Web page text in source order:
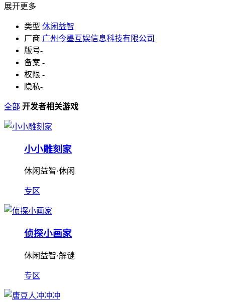
展开更多
类型 休闲益智
厂商 广州今墨互娱信息科技有限公司
版号-
备案 -
权限 -
隐私-
全部 开发者相关游戏
小小雕刻家
休闲益智·休闲
专区
侦探小画家
休闲益智·解谜
专区